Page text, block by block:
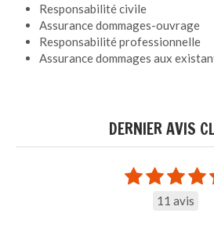
Responsabilité civile
Assurance dommages-ouvrage
Responsabilité professionnelle
Assurance dommages aux
DERNIER AVIS
11 avis